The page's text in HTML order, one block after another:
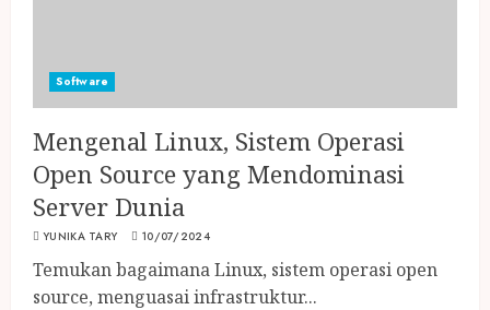
Software
Mengenal Linux, Sistem Operasi
Open Source yang Mendominasi
Server Dunia
YUNIKA TARY 10/07/2024
Temukan bagaimana Linux, sistem operasi open
source, menguasai infrastruktur...